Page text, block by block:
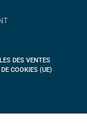
DES VENTES
COOKIES (UE)